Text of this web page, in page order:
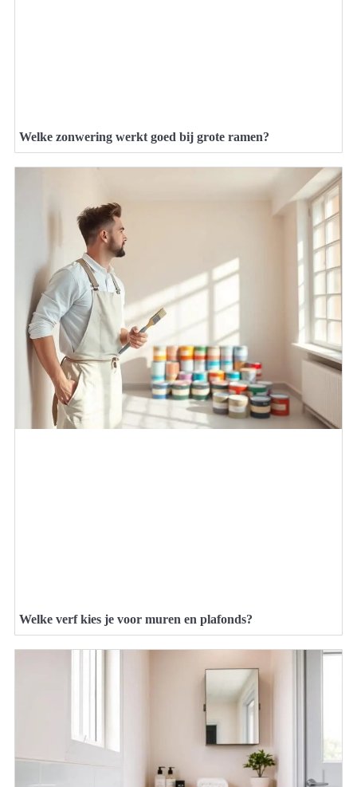
Welke zonwering werkt goed bij grote ramen?
Welke verf kies je voor muren en plafonds?